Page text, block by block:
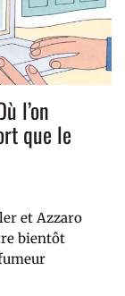
l’on
que le
et Azzaro
bientôt